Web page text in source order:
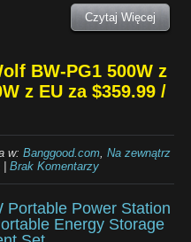
Czytaj Więcej
BW-PG1 500W z
z EU za $359.99 /
w: Banggood.com, Na zewnątrz
| Brak Komentarzy